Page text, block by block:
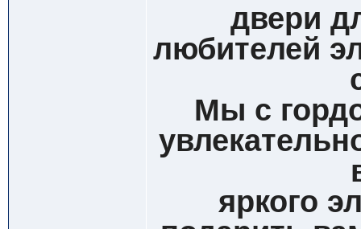
двери
любителей
Мы с
яркого